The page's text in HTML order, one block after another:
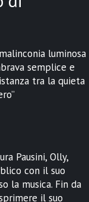
luminosa
semplice e
tra la quieta
Pausini, Olly,
con il suo
la musica. Fin da
il suo